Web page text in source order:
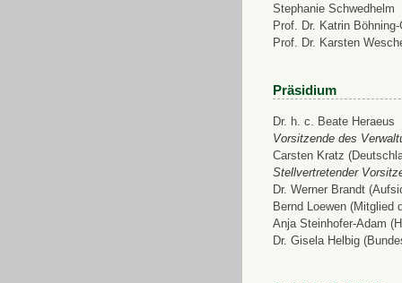
Stephanie Schwedhelm
Prof. Dr. Katrin
Prof. Dr. Karsten
Präsidium
Dr. h. c. Beate Heraeus
Vorsitzende des
Carsten Kratz
Stellvertretender
Dr. Werner Brandt
Bernd Loewen (Mitglied
Anja Steinhofer-Adam
Dr. Gisela Helbig